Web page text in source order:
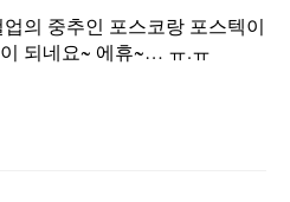
의 중추인 포스코랑 포스텍이
되네요~ 에휴~… ㅠ.ㅠ